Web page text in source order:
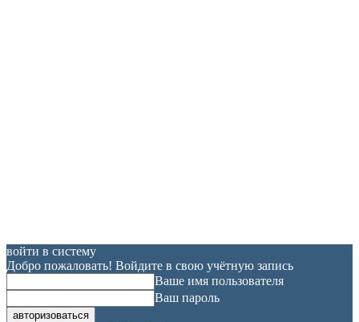
войти в систему
Добро пожаловать! Войдите в свою учётную запись
Ваше имя пользователя
Ваш пароль